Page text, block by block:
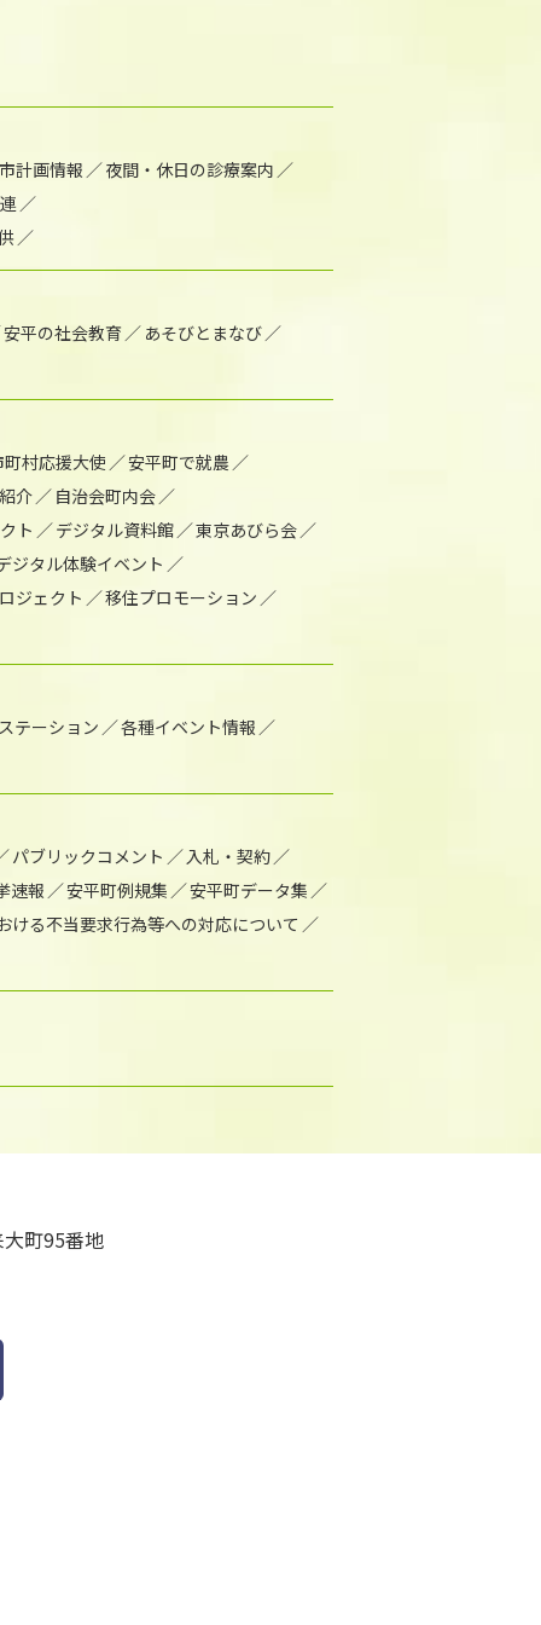
計画情報
夜間・休日の診療案内
安平の社会教育 あそびとまなび
村応援大使
安平町で就農
介
自治会町内会
ト
デジタル資料館
東京あびら会
ジタル体験イベント
ジェクト
移住プロモーション
テーション 各種イベント情報
パブリックコメント
入札・契約
速報
安平町例規集
安平町データ集
ける不当要求行為等への対応について
町95番地